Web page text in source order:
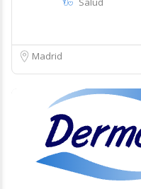
Madrid